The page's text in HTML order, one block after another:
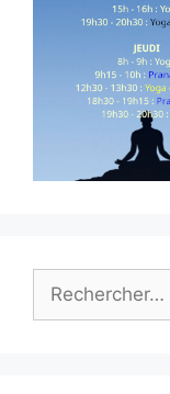
Rechercher :